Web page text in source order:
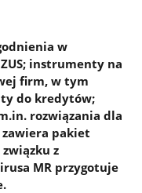
w
instrumenty na
firm, w tym
do kredytów;
rozwiązania dla
pakiet
z
MR przygotuje